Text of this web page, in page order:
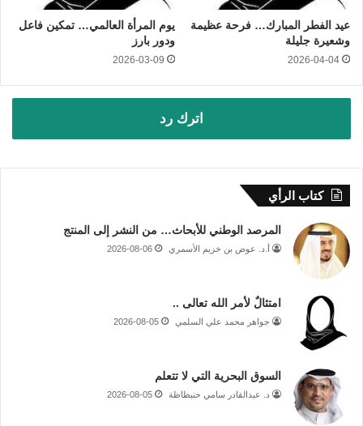
عيد الفطر المبارك… فرحة عظيمة
وشعيرة جليلة
2026-04-04
يوم المرأة العالمي… تمكين فاعل
ودور بارز
2026-03-09
اترك رد
كتاب الرأي
المرصد الوطني للأبحاث… من النشر إلى المنتج
أ.د. عوض بن خزيم الأسمري 2026-08-06
امتثالٌ لأمر الله تعالى ..
جواهر محمد علي السلمي 2026-08-05
السوق البحرية التي لا تتعلم
د. عبدالقادر سامي حنبظاظة 2026-08-05